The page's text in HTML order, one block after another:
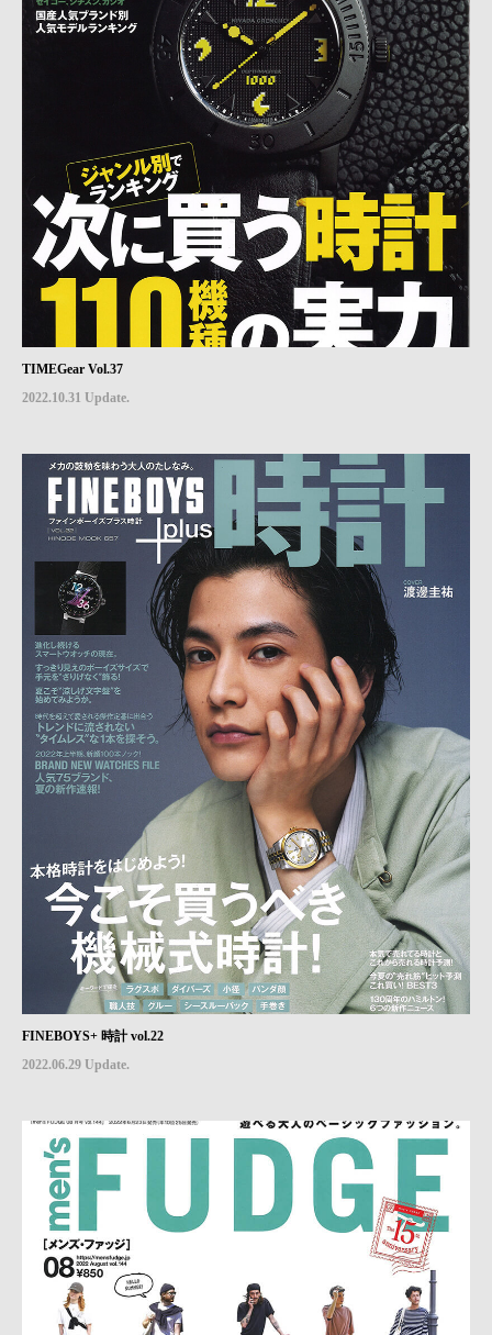
TIMEGear Vol.37
2022.10.31 Update.
FINEBOYS+ 時計 vol.22
2022.06.29 Update.